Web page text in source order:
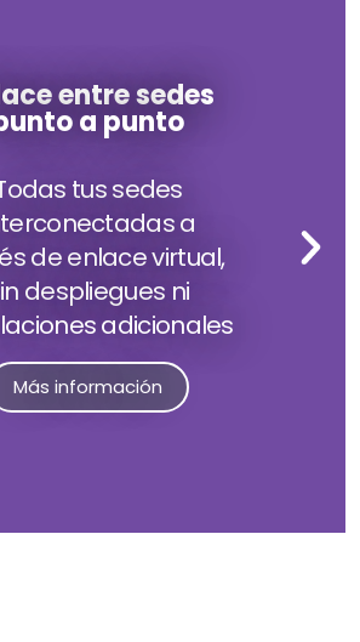
entre sedes
a punto
tus sedes
a
de enlace virtual,
despliegues ni
adicionales
Más información